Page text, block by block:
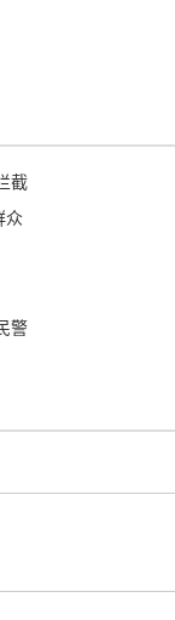
截
众
警